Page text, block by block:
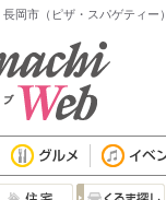
岡市（ピザ・スパゲティー）